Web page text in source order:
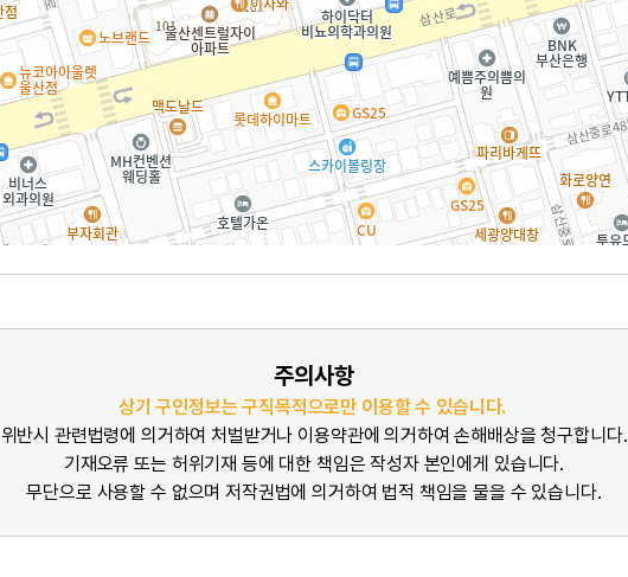
주의사항
상기 구인정보는 구직목적으로만 이용할 수 있습니다.
위반시 관련법령에 의거하여 처벌받거나 이용약관에 의거하여 손해배상을 청구합니다.
기재오류 또는 허위기재 등에 대한 책임은 작성자 본인에게 있습니다.
무단으로 사용할 수 없으며 저작권법에 의거하여 법적 책임을 물을 수 있습니다.